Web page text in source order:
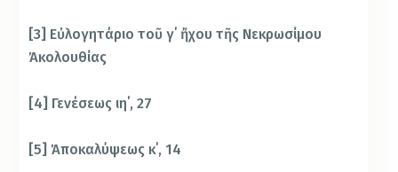
[3] Εὐλογητάριο τοῦ γ΄ ἤχου τῆς Νεκρωσίμου
Ἀκολουθίας
[4] Γενέσεως ιη΄, 27
[5] Ἀποκαλύψεως κ΄, 14